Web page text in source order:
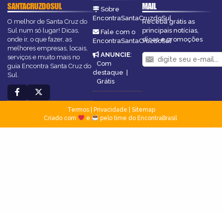
SANTACRUZDOSUL
O melhor de Santa Cruz do
Sul num só lugar! Dicas,
onde ir, o que fazer, as
melhores empresas, locais,
serviços e muito mais no
guia Encontra Santa Cruz do
Sul.
Sobre
EncontraSantaCruzdoSul
Fale com o
EncontraSantaCruzdoSul
ANUNCIE:
Com
destaque |
Grátis
MAIL
Receba grátis as
principais notícias,
dicas e promoções
Termos| Privacidade
Sitemap
Criado com
e pelo time do EncontraBrasil